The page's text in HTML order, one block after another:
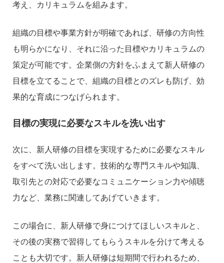
考え、カリキュラムを組みます。
組織の目標や事業方針が明確であれば、研修の方向性
も明らかになり、それに沿った目標やカリキュラムの
策定が可能です。企業側の方針をふまえて新人研修の
目標を立てることで、組織の目標とのズレも防げ、効
果的な育成につなげられます。
目標の実現に必要なスキルを洗い出す
次に、新人研修の目標を実現するために必要なスキル
をすべて洗い出します。技術的な専門スキルや知識、
取引先との対応で必要なコミュニケーション力や傾聴
力など、業務に関連してあげていきます。
この場合に、新人研修で身につけてほしいスキルと、
その後の実務で習得してもらうスキルを分けて考える
ことも大切です。新人研修は短期間で行われるため、